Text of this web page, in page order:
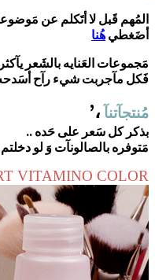
المُهم قَبل لا أتَكلم عن
أضَغطي هُنا
مَجموعات العَنايه بالشَعر
فَكل مآجربت شيء رآح أسَدحه
مُنتجآتنآ ،’
بذكر كل سَعر على حَده ..
مَتوفره بالصالونآت وَ لو
VITAMINO COLOR